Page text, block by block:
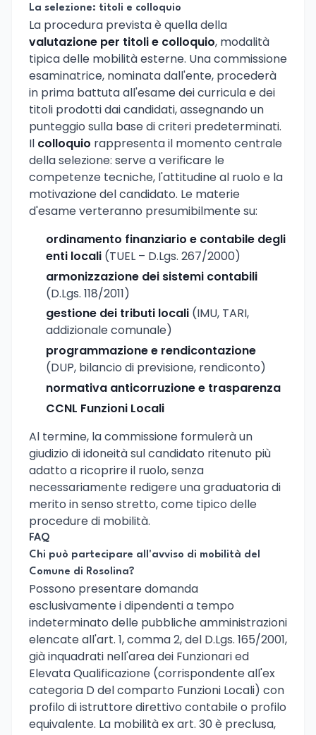
La selezione: titoli e colloquio
La procedura prevista è quella della
valutazione per titoli e colloquio, modalità
tipica delle mobilità esterne. Una commissione
esaminatrice, nominata dall'ente, procederà
in prima battuta all'esame dei curricula e dei
titoli prodotti dai candidati, assegnando un
punteggio sulla base di criteri predeterminati.
Il colloquio rappresenta il momento centrale
della selezione: serve a verificare le
competenze tecniche, l'attitudine al ruolo e la
motivazione del candidato. Le materie
d'esame verteranno presumibilmente su:
ordinamento finanziario e contabile degli
enti locali (TUEL – D.Lgs. 267/2000)
armonizzazione dei sistemi contabili
(D.Lgs. 118/2011)
gestione dei tributi locali (IMU, TARI,
addizionale comunale)
programmazione e rendicontazione
(DUP, bilancio di previsione, rendiconto)
normativa anticorruzione e trasparenza
CCNL Funzioni Locali
Al termine, la commissione formulerà un
giudizio di idoneità sul candidato ritenuto più
adatto a ricoprire il ruolo, senza
necessariamente redigere una graduatoria di
merito in senso stretto, come tipico delle
procedure di mobilità.
FAQ
Chi può partecipare all'avviso di mobilità del
Comune di Rosolina?
Possono presentare domanda
esclusivamente i dipendenti a tempo
indeterminato delle pubbliche amministrazioni
elencate all'art. 1, comma 2, del D.Lgs. 165/2001,
già inquadrati nell'area dei Funzionari ed
Elevata Qualificazione (corrispondente all'ex
categoria D del comparto Funzioni Locali) con
profilo di istruttore direttivo contabile o profilo
equivalente. La mobilità ex art. 30 è preclusa,